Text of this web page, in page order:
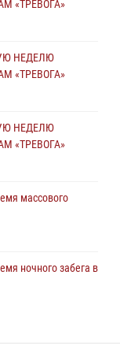
«ТРЕВОГА»
НЕДЕЛЮ
«ТРЕВОГА»
НЕДЕЛЮ
«ТРЕВОГА»
массового
ночного забега в